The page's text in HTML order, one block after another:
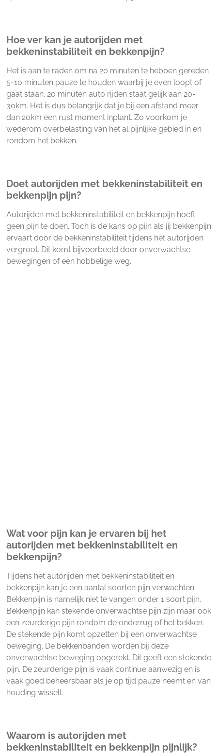
Hoe ver kan je autorijden met
bekkeninstabiliteit en bekkenpijn?
Het is aan te raden om na 20 minuten te hebben gereden
5-10 minuten pauze te houden waarbij je even loopt of
gaat staan. 20 minuten auto rijden staat gelijk aan 20-
30km. Het is dus belangrijk dat je bij een afstand meer
dan 20km een rust moment inplant. Zo voorkom je
wederom overbelasting van het al pijnlijke gebied in en
rondom het bekken.
Doet autorijden met bekkeninstabiliteit en
bekkenpijn pijn?
Autorijden met bekkeninstabiliteit en bekkenpijn hoeft
geen pijn te doen. Toch is de kans op pijn als jij bekkenpijn
ervaart door de bekkeninstabiliteit tijdens het autorijden
vergroot. Dit komt bijvoorbeeld door onverwachtse
bewegingen of een hobbelige weg.
Wat voor pijn kan je ervaren bij het
autorijden met bekkeninstabiliteit en
bekkenpijn?
Tijdens het autorijden met bekkeninstabiliteit en
bekkenpijn kan je een aantal soorten pijn verwachten.
Bekkenpijn is namelijk niet te vangen onder 1 soort pijn.
Bekkenpijn kan stekende onverwachtse pijn zijn maar ook
een zeurderige pijn rondom de onderrug of het bekken.
De stekende pijn komt opzetten bij een onverwachtse
beweging. De bekkenbanden worden bij deze
onverwachtse beweging opgerekt. Dit geeft een stekende
pijn. De zeurderige pijn is vaak continue aanwezig en is
vaak goed beheersbaar als je op tijd pauze neemt en van
houding wisselt.
Waarom is autorijden met
bekkeninstabiliteit en bekkenpijn pijnlijk?